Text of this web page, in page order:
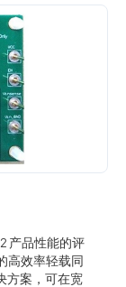
产品性能的评
高效率轻载同
方案，可在宽